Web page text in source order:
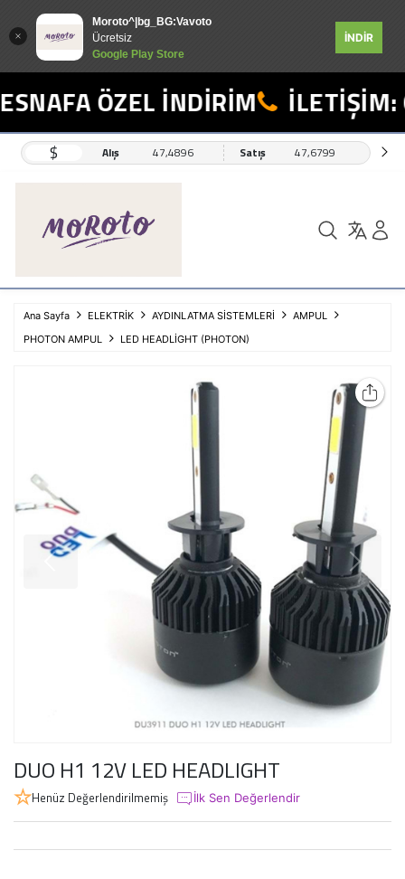
Moroto^|bg_BG:Vavoto
Ücretsiz
Google Play Store
İNDİR
ÖZEL İNDİRİM İLETİŞİM:
$ Alış 47,4896 Satış 47,6799
Ana Sayfa ELEKTRİK AYDINLATMA SİSTEMLERİ
AMPUL
PHOTON AMPUL
LED HEADLİGHT (PHOTON)
DUO H1 12V LED HEADLIGHT
Henüz Değerlendirilmemiş İlk Sen Değerlendir